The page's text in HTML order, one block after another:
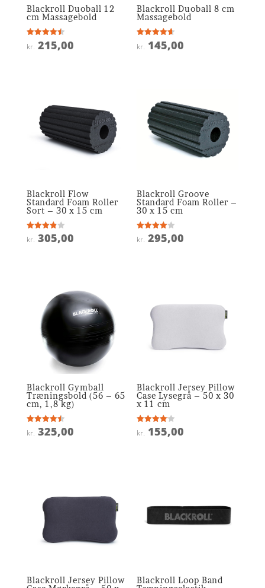
Blackroll Duoball 12
cm Massagebold
Vurderet
4.5
kr. 215,00
Blackroll Duoball 8 cm
Massagebold
Vurderet
4.6
kr. 145,00
Blackroll Flow
Standard Foam Roller
Sort – 30 x 15 cm
Vurderet
3.9
kr. 305,00
Blackroll Groove
Standard Foam Roller –
30 x 15 cm
Vurderet
4
kr. 295,00
Blackroll Gymball
Træningsbold (56 – 65
cm, 1,8 kg)
Vurderet
4.5
kr. 325,00
Blackroll Jersey Pillow
Case Lysegrå – 50 x 30
x 11 cm
Vurderet
4.1
kr. 155,00
Blackroll Jersey Pillow
Blackroll Loop Band